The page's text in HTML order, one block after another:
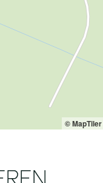
© MapTiler